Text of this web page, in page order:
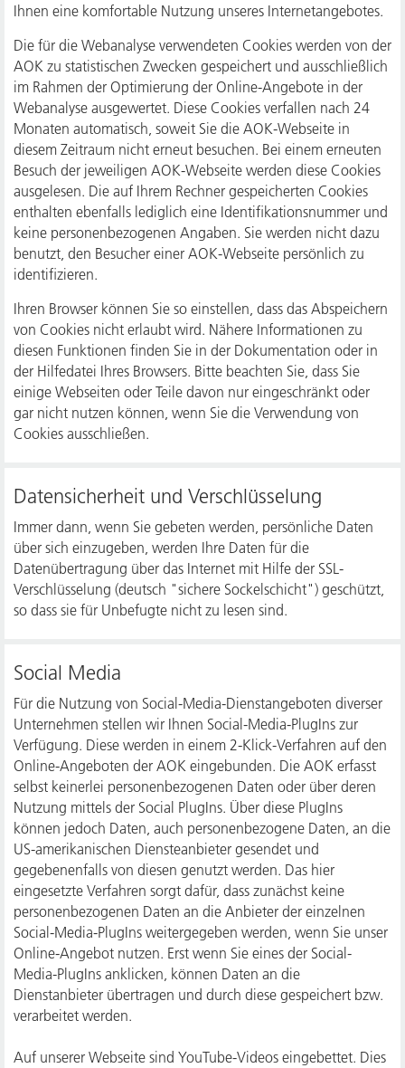
Ihnen eine komfortable Nutzung unseres Internetangebotes.
Die für die Webanalyse verwendeten Cookies werden von der
AOK zu statistischen Zwecken gespeichert und ausschließlich
im Rahmen der Optimierung der Online-Angebote in der
Webanalyse ausgewertet. Diese Cookies verfallen nach 24
Monaten automatisch, soweit Sie die AOK-Webseite in
diesem Zeitraum nicht erneut besuchen. Bei einem erneuten
Besuch der jeweiligen AOK-Webseite werden diese Cookies
ausgelesen. Die auf Ihrem Rechner gespeicherten Cookies
enthalten ebenfalls lediglich eine Identifikationsnummer und
keine personenbezogenen Angaben. Sie werden nicht dazu
benutzt, den Besucher einer AOK-Webseite persönlich zu
identifizieren.
Ihren Browser können Sie so einstellen, dass das Abspeichern
von Cookies nicht erlaubt wird. Nähere Informationen zu
diesen Funktionen finden Sie in der Dokumentation oder in
der Hilfedatei Ihres Browsers. Bitte beachten Sie, dass Sie
einige Webseiten oder Teile davon nur eingeschränkt oder
gar nicht nutzen können, wenn Sie die Verwendung von
Cookies ausschließen.
Datensicherheit und Verschlüsselung
Immer dann, wenn Sie gebeten werden, persönliche Daten
über sich einzugeben, werden Ihre Daten für die
Datenübertragung über das Internet mit Hilfe der SSL-
Verschlüsselung (deutsch "sichere Sockelschicht") geschützt,
so dass sie für Unbefugte nicht zu lesen sind.
Social Media
Für die Nutzung von Social-Media-Dienstangeboten diverser
Unternehmen stellen wir Ihnen Social-Media-PlugIns zur
Verfügung. Diese werden in einem 2-Klick-Verfahren auf den
Online-Angeboten der AOK eingebunden. Die AOK erfasst
selbst keinerlei personenbezogenen Daten oder über deren
Nutzung mittels der Social PlugIns. Über diese PlugIns
können jedoch Daten, auch personenbezogene Daten, an die
US-amerikanischen Diensteanbieter gesendet und
gegebenenfalls von diesen genutzt werden. Das hier
eingesetzte Verfahren sorgt dafür, dass zunächst keine
personenbezogenen Daten an die Anbieter der einzelnen
Social-Media-PlugIns weitergegeben werden, wenn Sie unser
Online-Angebot nutzen. Erst wenn Sie eines der Social-
Media-PlugIns anklicken, können Daten an die
Dienstanbieter übertragen und durch diese gespeichert bzw.
verarbeitet werden.
Auf unserer Webseite sind YouTube-Videos eingebettet. Dies